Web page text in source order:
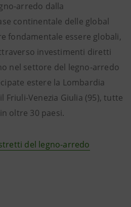
arredo dalla
continentale delle global
fondamentale essere globali,
investimenti diretti
nel settore del legno-arredo
estere la Lombardia
Friuli-Venezia Giulia (95), tutte
oltre 30 paesi.
del legno-arredo